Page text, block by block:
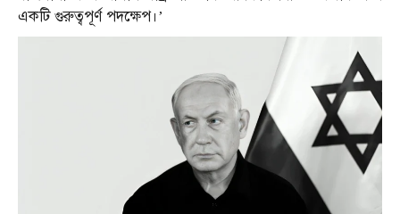
একটি গুরুত্বপূর্ণ পদক্ষেপ।’